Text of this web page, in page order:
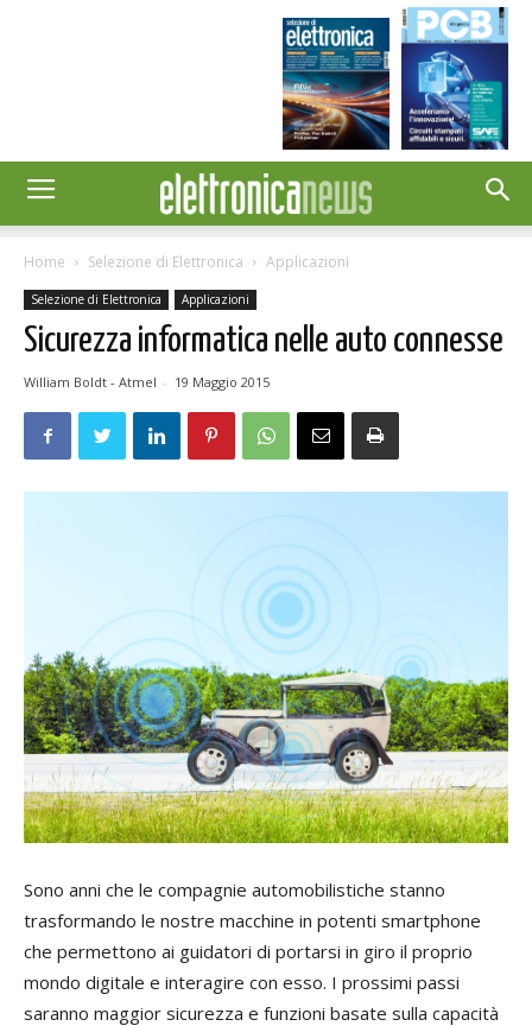
Home Selezione di Elettronica Applicazioni
Selezione di Elettronica Applicazioni
Sicurezza informatica nelle auto connesse
William Boldt - Atmel - 19 Maggio 2015
Sono anni che le compagnie automobilistiche stanno
trasformando le nostre macchine in potenti smartphone
che permettono ai guidatori di portarsi in giro il proprio
mondo digitale e interagire con esso. I prossimi passi
saranno maggior sicurezza e funzioni basate sulla capacità